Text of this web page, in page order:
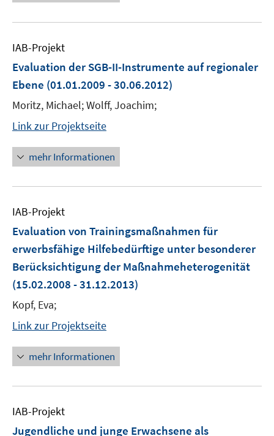
IAB-Projekt
Evaluation der SGB-II-Instrumente auf regionaler
Ebene (01.01.2009 - 30.06.2012)
Moritz, Michael; Wolff, Joachim;
Link zur Projektseite
mehr Informationen
IAB-Projekt
Evaluation von Trainingsmaßnahmen für
erwerbsfähige Hilfebedürftige unter besonderer
Berücksichtigung der Maßnahmeheterogenität
(15.02.2008 - 31.12.2013)
Kopf, Eva;
Link zur Projektseite
mehr Informationen
IAB-Projekt
Jugendliche und junge Erwachsene als